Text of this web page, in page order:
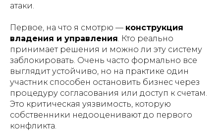
атаки.
Первое, на что я смотрю — конструкция
владения и управления. Кто реально
принимает решения и можно ли эту систему
заблокировать. Очень часто формально все
выглядит устойчиво, но на практике один
участник способен остановить бизнес через
процедуру согласования или доступ к счетам.
Это критическая уязвимость, которую
собственники недооценивают до первого
конфликта.